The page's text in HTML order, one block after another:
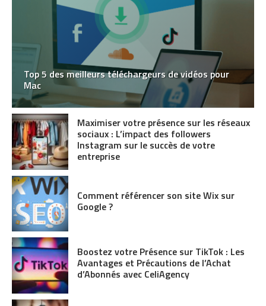
Top 5 des meilleurs téléchargeurs de vidéos pour
Mac
Maximiser votre présence sur les réseaux
sociaux : L’impact des followers
Instagram sur le succès de votre
entreprise
Comment référencer son site Wix sur
Google ?
Boostez votre Présence sur TikTok : Les
Avantages et Précautions de l’Achat
d’Abonnés avec CeliAgency